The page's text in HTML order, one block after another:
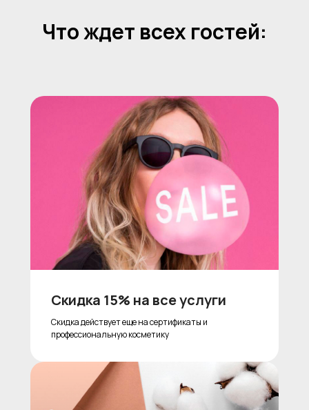
Что ждет всех гостей:
Скидка 15% на все услуги
Скидка действует еще на сертификаты и
профессиональную косметику